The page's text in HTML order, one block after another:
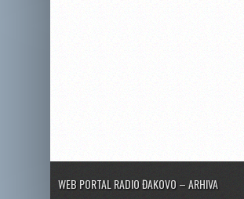
WEB PORTAL RADIO ĐAKOVO – ARHIVA